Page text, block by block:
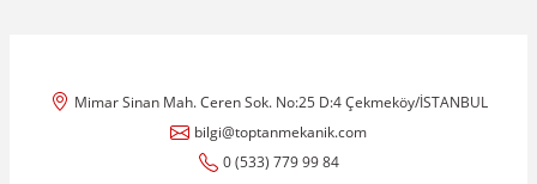
Ürün resmi kalitesiz, bozuk veya görüntülenemiyor.
Ürün açıklamasında eksik bilgiler bulunuyor.
Ürün bilgilerinde hatalar bulunuyor.
Mimar Sinan Mah. Ceren Sok. No:25 D:4 Çekmeköy/İSTANBUL
bilgi@toptanmekanik.com
0 (533) 779 99 84